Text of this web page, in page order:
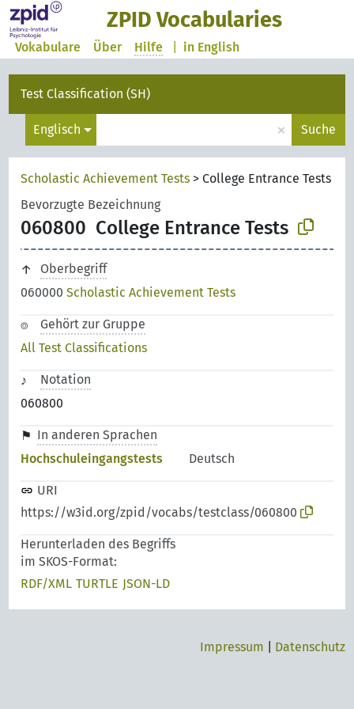
ZPID Vocabularies
in English
Vokabulare Über Hilfe
Test Classification (SH)
Englisch × Suche
Scholastic Achievement Tests > College Entrance Tests
Bevorzugte Bezeichnung
060800 College Entrance Tests
Oberbegriff
060000Scholastic Achievement Tests
Gehört zur Gruppe
All Test Classifications
Notation
060800
In anderen Sprachen
Hochschuleingangstests
Deutsch
URI
https://w3id.org/zpid/vocabs/testclass/060800
Herunterladen des Begriffs
im SKOS-Format:
RDF/XML TURTLE JSON-LD
Impressum Datenschutz